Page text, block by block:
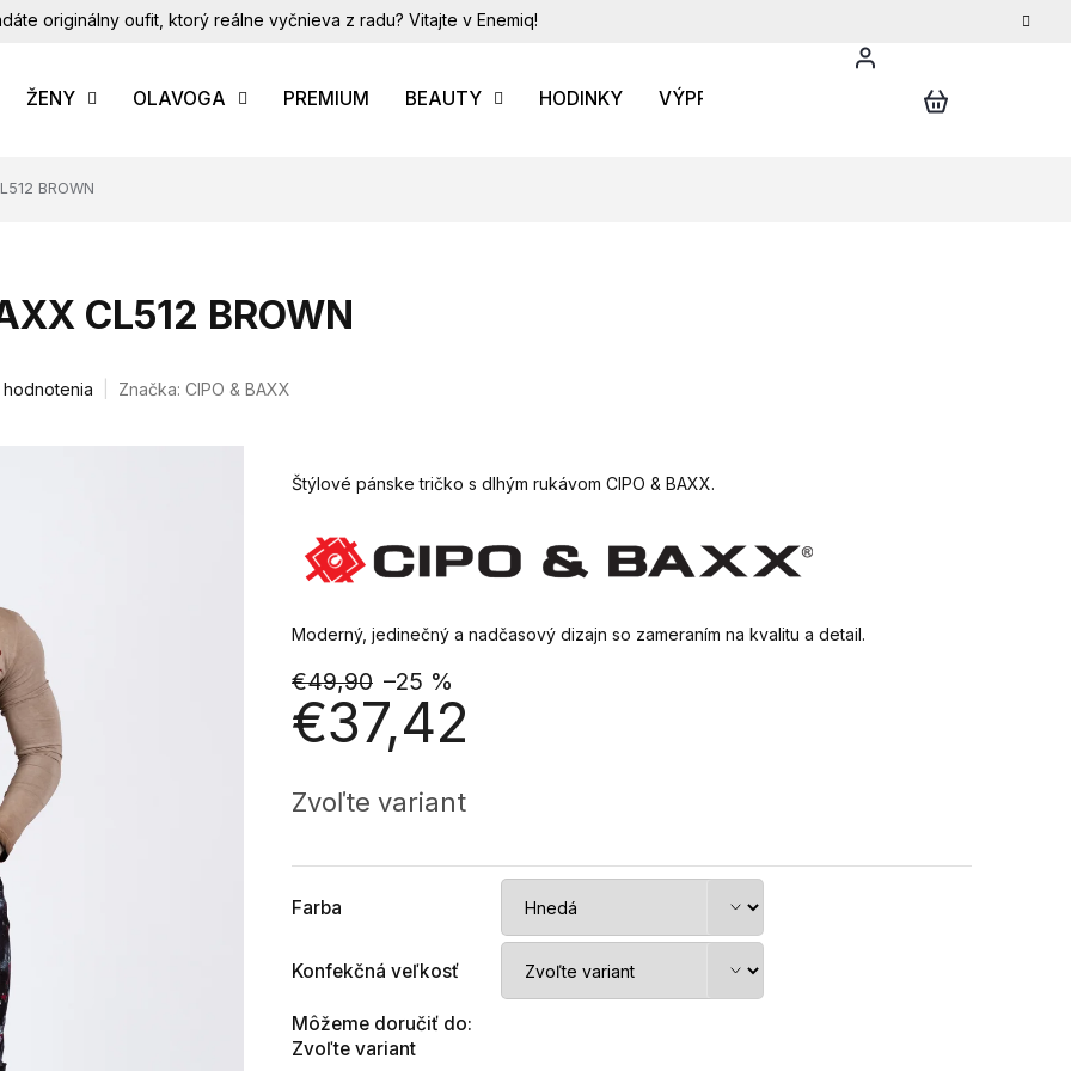
originálny oufit, ktorý reálne vyčnieva z radu? Vitajte v Enemiq!
ŽENY OLAVOGA PREMIUM BEAUTY HODINKY VÝPREDAJ DARČEKOVÝ POUKAZ
BROWN
CL512 BROWN
Značka: CIPO & BAXX
€49,90 –25 %
€37,42
cena:
Zvoľte variant
Farba
Konfekčná veľkosť
Môžeme doručiť do:
Zvoľte variant
Štýlové pánske tričko s dlhým rukávom CIPO & BAXX.
Moderný, jedinečný a nadčasový dizajn so zameraním na kvalitu a detail.